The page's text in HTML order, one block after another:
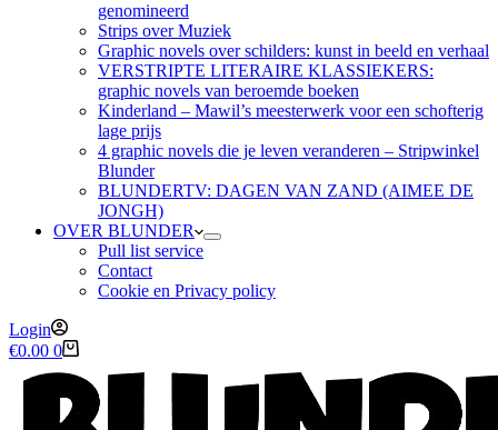
genomineerd
Strips over Muziek
Graphic novels over schilders: kunst in beeld en verhaal
VERSTRIPTE LITERAIRE KLASSIEKERS:
graphic novels van beroemde boeken
Kinderland – Mawil’s meesterwerk voor een schofterig
lage prijs
4 graphic novels die je leven veranderen – Stripwinkel
Blunder
BLUNDERTV: DAGEN VAN ZAND (AIMEE DE
JONGH)
OVER BLUNDER
Pull list service
Contact
Cookie en Privacy policy
Login
Winkelwagen
€0.00 0